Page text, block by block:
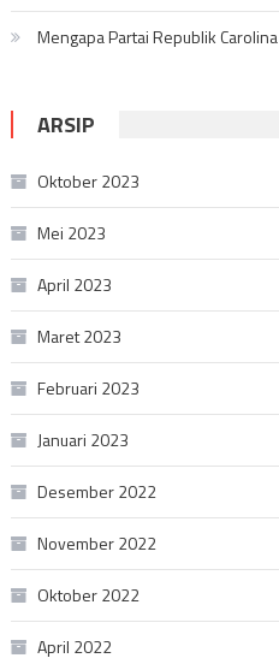
Mengapa Partai Republik
ARSIP
Oktober 2023
Mei 2023
April 2023
Maret 2023
Februari 2023
Januari 2023
Desember 2022
November 2022
Oktober 2022
April 2022